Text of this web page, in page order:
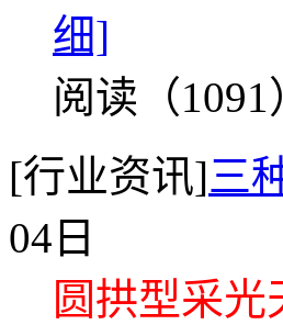
细]
阅读（1091
[行业资讯]三
04日
圆拱型采光